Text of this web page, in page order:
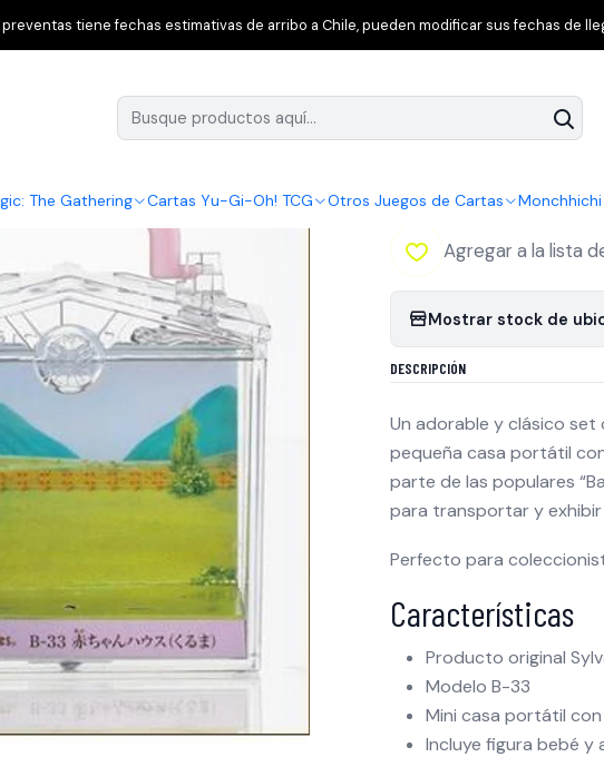
The Gathering Cartas Yu-Gi-Oh! TCG Otros Juegos de Cartas Monchhichi
tiene fechas estimativas de arribo a Chile, pueden modificar sus fechas de
Inicio Figuras de Acción Sylvanian Families Sylvanian Families Casa de
|
Sylvanian
Cantidad
Agregar a la lista
Mostrar stock de
DESCRIPCIÓN
Un adorable y clásico set
pequeña casa portátil
parte de las populares
para transportar y exhibir
Perfecto para
Características
Producto original
Modelo B-33
Mini casa portátil
Incluye figura bebé y